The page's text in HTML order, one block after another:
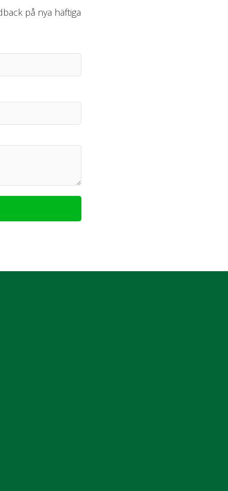
på nya häftiga